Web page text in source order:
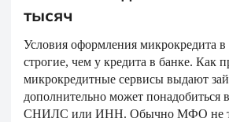
тысяч
Условия оформления микрокредита
строгие, чем у кредита в банке. Как
микрокредитные сервисы выдают
дополнительно может понадобиться
СНИЛС или ИНН. Обычно МФО не